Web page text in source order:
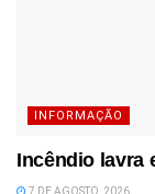
INFORMAÇÃO
Incêndio lavra
7 DE AGOSTO, 2026